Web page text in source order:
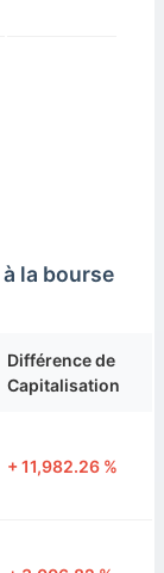
-69.40 %
à la bourse
Différence de
Capitalisation
+ 11,982.26 %